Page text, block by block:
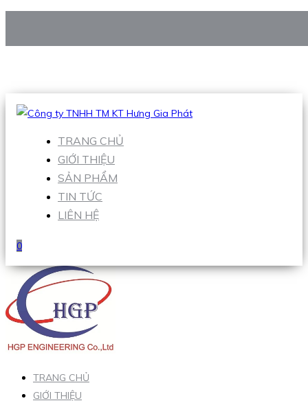
Hotline:0938 906 663
TRANG CHỦ
GIỚI THIỆU
SẢN PHẨM
TIN TỨC
LIÊN HỆ
0
TRANG CHỦ
GIỚI THIỆU